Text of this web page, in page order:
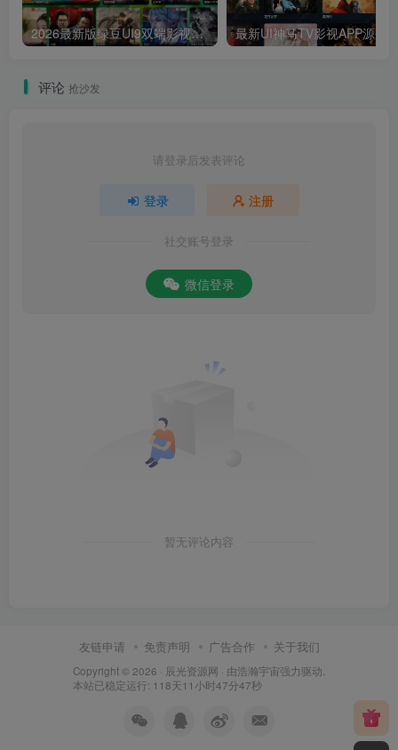
2026最新版绿豆UI9双端影视APP源码
评论 抢沙发
请登录后发表评论
登录 注册
社交账号登录
微信登录
暂无评论内容
友链申请 免责声明 广告合作 关于我们
Copyright © 2026 · 辰光资源网 · 由浩瀚宇宙强力驱动.
本站已稳定运行: 118天11小时47分48秒